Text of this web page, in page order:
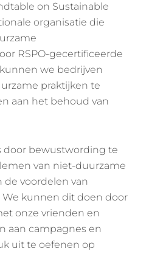
on Sustainable
organisatie die
RSPO-gecertificeerde
we bedrijven
praktijken te
aan het behoud van
door bewustwording te
van niet-duurzame
voordelen van
kunnen dit doen door
onze vrienden en
aan campagnes en
uit te oefenen op